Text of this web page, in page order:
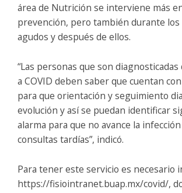
área de Nutrición se interviene más
prevención, pero también durante los
agudos y después de ellos.
“Las personas que son
a COVID deben saber que cuentan
para que orientación y seguimiento
evolución y así se puedan identificar
alarma para que no avance la
consultas tardías”, indicó.
Para tener este servicio es necesario
https://fisiointranet.buap.mx/covid/,